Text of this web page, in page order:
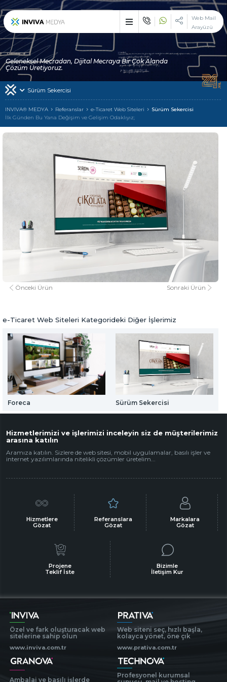
Web Mail
Arayüzü
Geleneksel Mecradan, Dijital Mecraya Bir Çok Alanda
Çözüm Üretiyoruz.
Sürüm Sekercisi
×
Etkileyici işler üreten
çözüm ortağı : INVIVA
Sektörünüzün vazgeçilemez zirve noktasında, çizgi dışı bir duruş
ile devlerle yarışmak ve çekici olmak istiyorsanız biz varız!
INVIVA
Tek Adreste
Çoklu Hizmetler
Alanında Hizmet Veren
Uzman Markalarımız
Hizmetlerimizden Yararlanan
Müşterilerimiz
İletişime Geçin
Web Mail Arayüzü
için Tıklayınız
INVIVA® MEDYA Referanslar e-Ticaret Web Siteleri
Sürüm Sekercisi
İlk Günden Bu Yana Değişim ve Gelişim Odaklıyız;
Sürüm Sekercisi
www.surumsekercisi.com.tr
e-Ticaret Web Siteleri
Önceki Ürün Sonraki Ürün
e-Ticaret Web Siteleri Kategorideki Diğer İşlerimiz
Foreca Sürüm Sekercisi
Hizmetlerimizi ve işlerimizi inceleyin siz de müşterilerimiz
arasına katılın
Aramıza katılın. Sizlere de web sitesi, mobil uygulamalar, basılı işler ve
internet yazılımlarında nitelikli çözümler üretelim...
Hizmetlere
Gözat
Referanslara
Gözat
Markalara
Gözat
Projene
Teklif İste
Bizimle
İletişim Kur
Özel ve fark oluşturacak web
sitelerine sahip olun
www.inviva.com.tr
Web siteni seç, hızlı başla,
kolayca yönet, öne çık
www.prativa.com.tr
Ambalaj ve basılı işlerde
Profesyonel kurumsal